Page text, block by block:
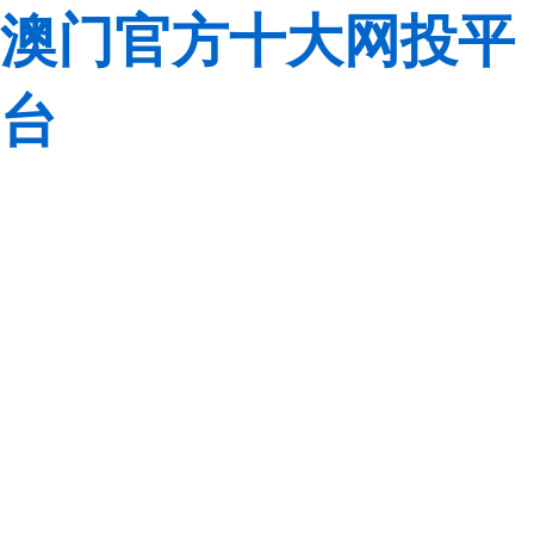
澳门官方十大网投平
台